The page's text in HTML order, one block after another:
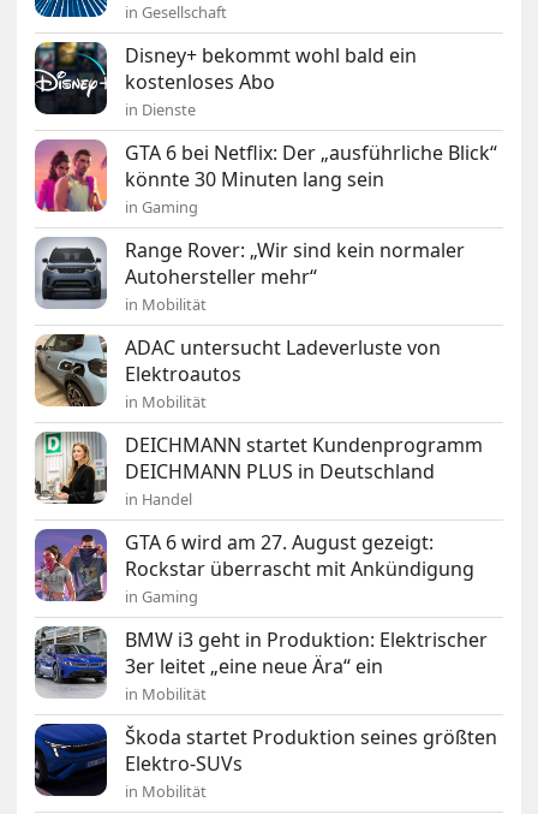
in Gesellschaft
Disney+ bekommt wohl bald ein
kostenloses Abo
in Dienste
GTA 6 bei Netflix: Der „ausführliche Blick“
könnte 30 Minuten lang sein
in Gaming
Range Rover: „Wir sind kein normaler
Autohersteller mehr“
in Mobilität
ADAC untersucht Ladeverluste von
Elektroautos
in Mobilität
DEICHMANN startet Kundenprogramm
DEICHMANN PLUS in Deutschland
in Handel
GTA 6 wird am 27. August gezeigt:
Rockstar überrascht mit Ankündigung
in Gaming
BMW i3 geht in Produktion: Elektrischer
3er leitet „eine neue Ära“ ein
in Mobilität
Škoda startet Produktion seines größten
Elektro-SUVs
in Mobilität